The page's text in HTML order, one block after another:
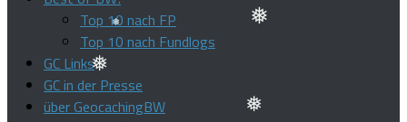
❅
❅
Top 10 nach FP
Top 10 nach Fundlogs
GC Links
GC in der Presse
über GeocachingBW